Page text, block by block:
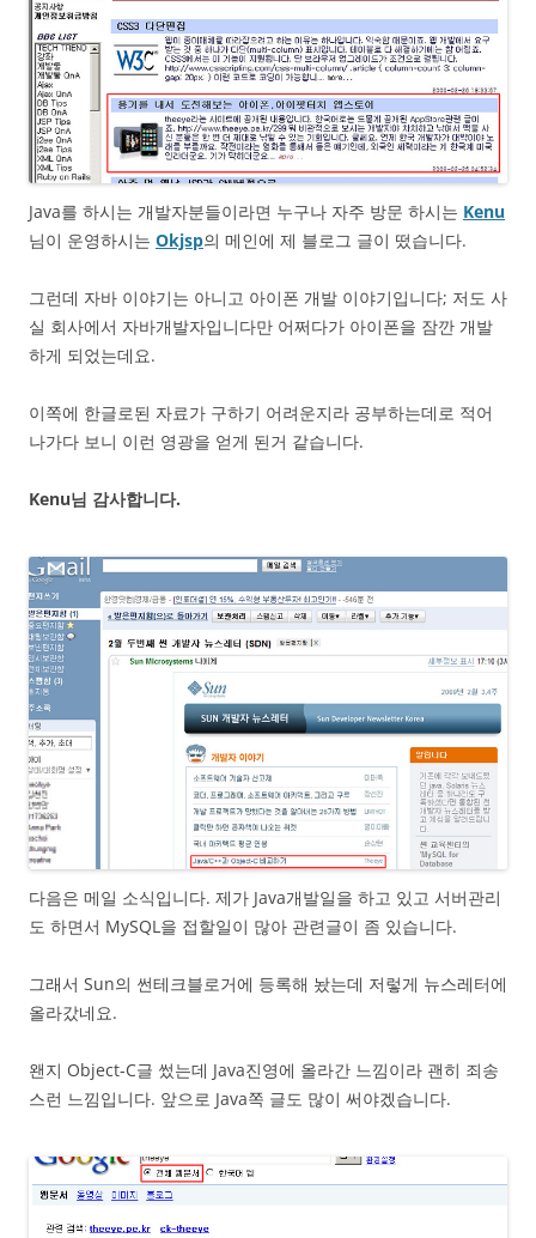
Java를 하시는 개발자분들이라면 누구나 자주 방문 하시는 Kenu
님이 운영하시는 Okjsp의 메인에 제 블로그 글이 떴습니다.
그런데 자바 이야기는 아니고 아이폰 개발 이야기입니다; 저도 사
실 회사에서 자바개발자입니다만 어쩌다가 아이폰을 잠깐 개발
하게 되었는데요.
이쪽에 한글로된 자료가 구하기 어려운지라 공부하는데로 적어
나가다 보니 이런 영광을 얻게 된거 같습니다.
Kenu님 감사합니다.
다음은 메일 소식입니다. 제가 Java개발일을 하고 있고 서버관리
도 하면서 MySQL을 접할일이 많아 관련글이 좀 있습니다.
그래서 Sun의 썬테크블로거에 등록해 놨는데 저렇게 뉴스레터에
올라갔네요.
왠지 Object-C글 썼는데 Java진영에 올라간 느낌이라 괜히 죄송
스런 느낌입니다. 앞으로 Java쪽 글도 많이 써야겠습니다.